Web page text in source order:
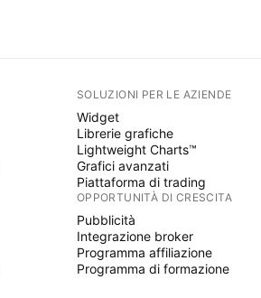
SOLUZIONI PER LE AZIENDE
Widget
Librerie grafiche
Lightweight Charts™
Grafici avanzati
Piattaforma di trading
OPPORTUNITÀ DI CRESCITA
Pubblicità
Integrazione broker
Programma affiliazione
Programma di formazione